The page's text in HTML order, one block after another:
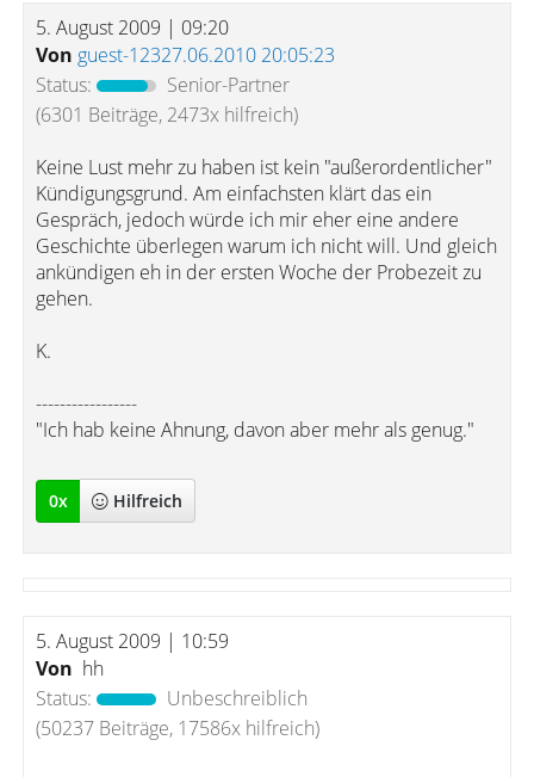
5. August 2009 | 09:20
Von guest-12327.06.2010 20:05:23
Status:
Senior-Partner
(6301 Beiträge, 2473x hilfreich)
Keine Lust mehr zu haben ist kein "außerordentlicher"
Kündigungsgrund. Am einfachsten klärt das ein
Gespräch, jedoch würde ich mir eher eine andere
Geschichte überlegen warum ich nicht will. Und gleich
ankündigen eh in der ersten Woche der Probezeit zu
gehen.
K.
-----------------
"Ich hab keine Ahnung, davon aber mehr als genug."
0x Hilfreich
5. August 2009 | 10:59
Von hh
Status:
Unbeschreiblich
(50237 Beiträge, 17586x hilfreich)